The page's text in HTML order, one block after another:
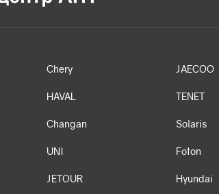
Chery
HAVAL
Changan
UNI
JETOUR
JAECOO
TENET
Solaris
Foton
Hyundai